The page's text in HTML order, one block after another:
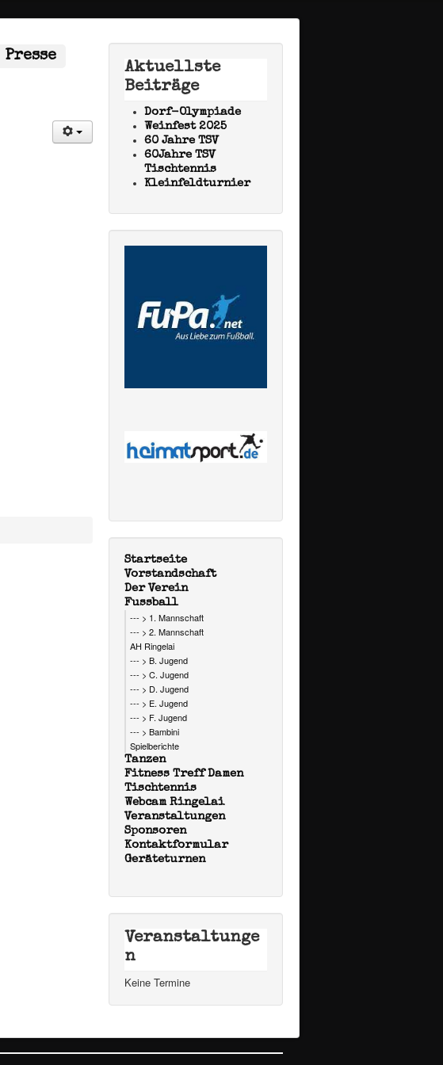
Presse
Aktuellste
Beiträge
Dorf-Olympiade
Weinfest 2025
60 Jahre TSV
60Jahre TSV
Tischtennis
Kleinfeldturnier
Startseite
Vorstandschaft
Der Verein
Fussball
--- > 1. Mannschaft
--- > 2. Mannschaft
AH Ringelai
--- > B. Jugend
--- > C. Jugend
--- > D. Jugend
--- > E. Jugend
--- > F. Jugend
--- > Bambini
Spielberichte
Tanzen
Fitness Treff Damen
Tischtennis
Webcam Ringelai
Veranstaltungen
Sponsoren
Kontaktformular
Geräteturnen
Veranstaltunge
n
Keine Termine